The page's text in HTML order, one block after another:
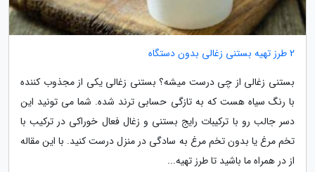
2 طرز تهیه بستنی زغالی بدون دستگاه
بستنی زغالی از چی درست میشه؟ بستنی زغالی یکی از مجذوب کننده
با رنگ سیاه هست که به تازگی حسابی ترند شده. شما می تونید این
دسر جالب رو با ترکیبات رایج بستنی و زغال فعال خوراکی در ترکیب با
تخم مرغ یا بدون تخم مرغ به سادگی در منزل درست کنید. با این مقاله
از در همراه ما باشید تا طرز تهیه...